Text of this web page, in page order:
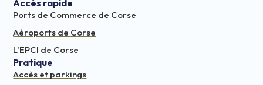
Accès rapide
Ports de Commerce de Corse
Aéroports de Corse
L'EPCI de Corse
Pratique
Accès et parkings